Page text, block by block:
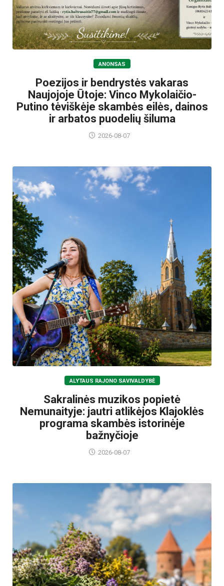
ANONSAS
Poezijos ir bendrystės vakaras
Naujojoje Ūtoje: Vinco Mykolaičio-
Putino tėviškėje skambės eilės, dainos
ir arbatos puodelių šiluma
2026-08-07
ALYTAUS RAJONO SAVIVALDYBĖ
Sakralinės muzikos popietė
Nemunaityje: jautri atlikėjos Klajoklės
programa skambės istorinėje
bažnyčioje
2026-08-07